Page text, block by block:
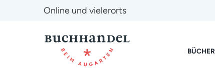
Online und vielerorts
BÜCHER